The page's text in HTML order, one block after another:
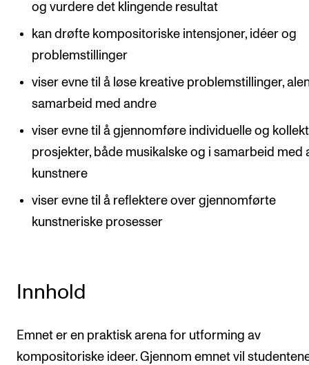
Hvem gjør hva i administrasjonen?
og vurdere det klingende resultat
kan drøfte kompositoriske intensjoner, idéer og
problemstillinger
viser evne til å løse kreative problemstillinger,
samarbeid med andre
viser evne til å gjennomføre individuelle og
prosjekter, både musikalske og i samarbeid med
kunstnere
viser evne til å reflektere over gjennomførte
kunstneriske prosesser
Innhold
Emnet er en praktisk arena for utforming av
kompositoriske ideer. Gjennom emnet vil